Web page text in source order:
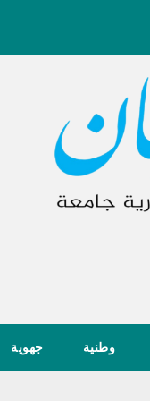
وطنية جهوية